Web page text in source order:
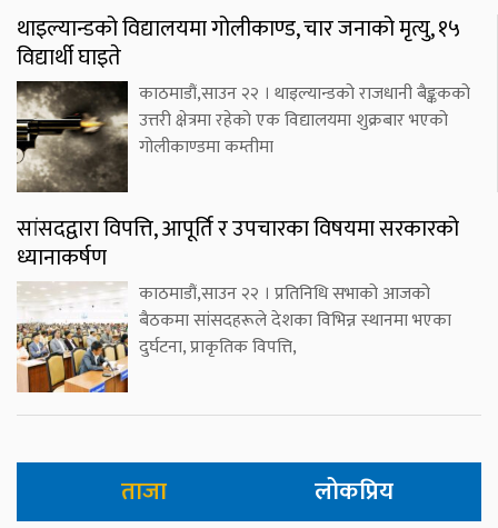
थाइल्यान्डको विद्यालयमा गोलीकाण्ड, चार जनाको मृत्यु, १५
विद्यार्थी घाइते
काठमाडौं,साउन २२ । थाइल्यान्डको राजधानी बैङ्ककको
उत्तरी क्षेत्रमा रहेको एक विद्यालयमा शुक्रबार भएको
गोलीकाण्डमा कम्तीमा
सांसदद्वारा विपत्ति, आपूर्ति र उपचारका विषयमा सरकारको
ध्यानाकर्षण
काठमाडौं,साउन २२ । प्रतिनिधि सभाको आजको
बैठकमा सांसदहरूले देशका विभिन्न स्थानमा भएका
दुर्घटना, प्राकृतिक विपत्ति,
ताजा लोकप्रिय